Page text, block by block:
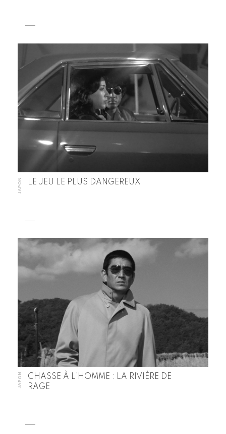
JAPON LE JEU LE PLUS DANGEREUX
JAPON
CHASSE À L’HOMME : LA RIVIÈRE DE
RAGE